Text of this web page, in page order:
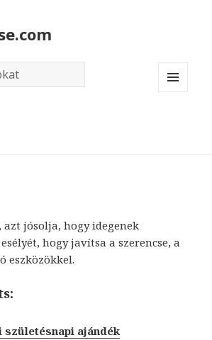
jósolja, hogy idegenek
hogy javítsa a szerencse, a
eszközökkel.
születésnapi ajándék